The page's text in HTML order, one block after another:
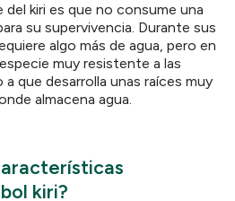
kiri es que no consume una
su supervivencia. Durante sus
algo más de agua, pero en
muy resistente a las
que desarrolla unas raíces muy
almacena agua.
kiri?